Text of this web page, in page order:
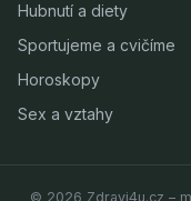
Hubnutí a diety
Sportujeme a cvičíme
Horoskopy
Sex a vztahy
© 2026 Zdravi4u.cz –